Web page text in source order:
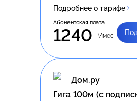
Подробнее о тарифе
Абонентская плата
1240 ₽/мес
Дом.ру
Гига 100м (с